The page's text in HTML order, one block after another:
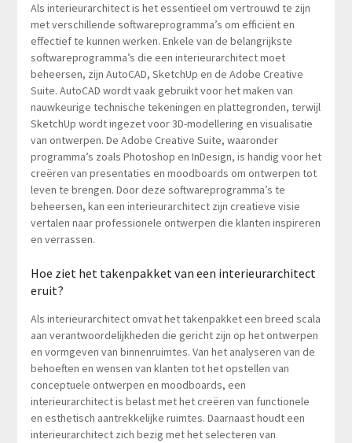
Als interieurarchitect is het essentieel om vertrouwd te zijn
met verschillende softwareprogramma’s om efficiënt en
effectief te kunnen werken. Enkele van de belangrijkste
softwareprogramma’s die een interieurarchitect moet
beheersen, zijn AutoCAD, SketchUp en de Adobe Creative
Suite. AutoCAD wordt vaak gebruikt voor het maken van
nauwkeurige technische tekeningen en plattegronden, terwijl
SketchUp wordt ingezet voor 3D-modellering en visualisatie
van ontwerpen. De Adobe Creative Suite, waaronder
programma’s zoals Photoshop en InDesign, is handig voor het
creëren van presentaties en moodboards om ontwerpen tot
leven te brengen. Door deze softwareprogramma’s te
beheersen, kan een interieurarchitect zijn creatieve visie
vertalen naar professionele ontwerpen die klanten inspireren
en verrassen.
Hoe ziet het takenpakket van een interieurarchitect
eruit?
Als interieurarchitect omvat het takenpakket een breed scala
aan verantwoordelijkheden die gericht zijn op het ontwerpen
en vormgeven van binnenruimtes. Van het analyseren van de
behoeften en wensen van klanten tot het opstellen van
conceptuele ontwerpen en moodboards, een
interieurarchitect is belast met het creëren van functionele
en esthetisch aantrekkelijke ruimtes. Daarnaast houdt een
interieurarchitect zich bezig met het selecteren van